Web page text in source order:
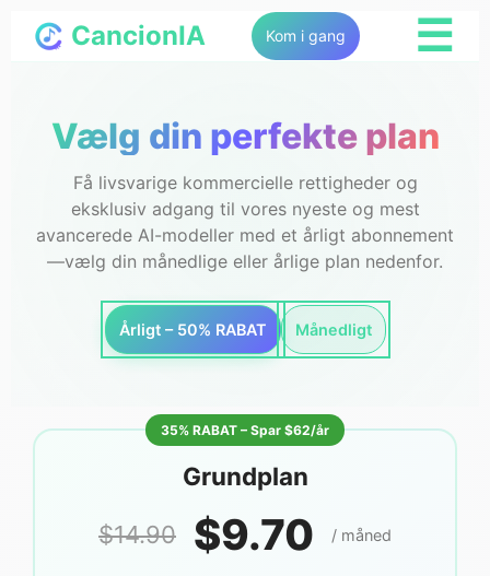
CancionIA Kom i gang ☰
Vælg din perfekte plan
Få livsvarige kommercielle rettigheder og
eksklusiv adgang til vores nyeste og mest
avancerede AI-modeller med et årligt abonnement
—vælg din månedlige eller årlige plan nedenfor.
Årligt – 50% RABAT Månedligt
35% RABAT – Spar $62/år
Grundplan
$14.90 $9.70 / måned